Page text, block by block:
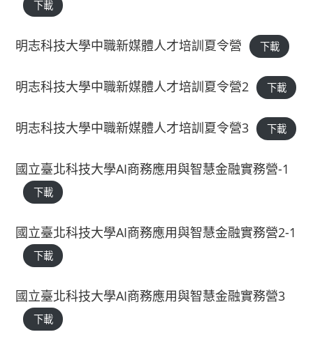
下載
明志科技大學中職新媒體人才培訓夏令營 下載
明志科技大學中職新媒體人才培訓夏令營2 下載
明志科技大學中職新媒體人才培訓夏令營3 下載
國立臺北科技大學AI商務應用與智慧金融實務營-1
下載
國立臺北科技大學AI商務應用與智慧金融實務營2-1
下載
國立臺北科技大學AI商務應用與智慧金融實務營3
下載